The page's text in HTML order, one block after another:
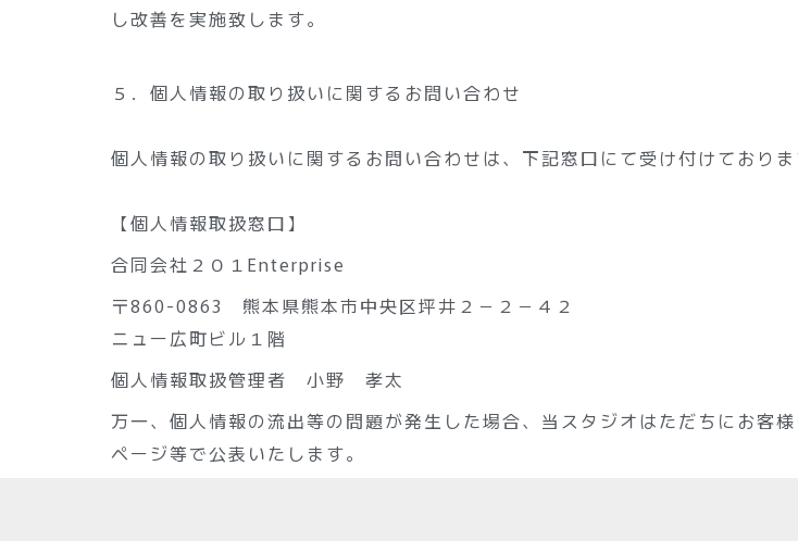
し改善を実施致します。
５．個人情報の取り扱いに関するお問い合わせ
個人情報の取り扱いに関するお問い合わせは、下記窓口にて受け付けておりま
【個人情報取扱窓口】
合同会社２０１Enterprise
〒860-0863 熊本県熊本市中央区坪井２－２－４２
ニュー広町ビル１階
個人情報取扱管理者 小野 孝太
万一、個人情報の流出等の問題が発生した場合、当スタジオはただちにお客
ページ等で公表いたします。